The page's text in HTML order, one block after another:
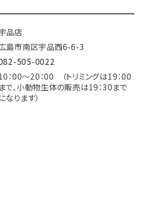
品店
島市南区宇品西6-6-3
505-0022
：00～20：00 （トリミングは19：00
まで、小動物生体の販売は19：30まで
になります）